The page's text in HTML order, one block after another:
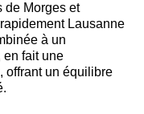
de Morges et
Lausanne
à un
en fait une
offrant un équilibre